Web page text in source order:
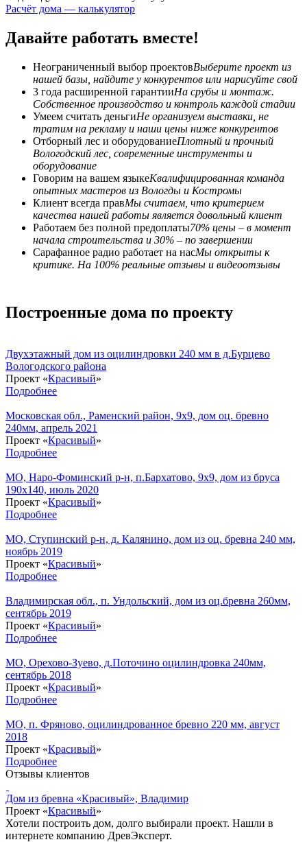
Расчёт дома — калькулятор
Давайте работать вместе!
Неограниченный выбор проектовВыберите проект из
нашей базы, найдите у конкурентов или нарисуйте свой
3 года расширенной гарантииНа срубы и монтаж.
Собственное производство и контроль каждой стадии
Умеем считать деньгиНе организуем выставки, не
тратим на рекламу и наши цены ниже конкурентов
Отборный лес и оборудованиеПлотный и прочный
Вологодский лес, современные инструменты и
оборудование
Говорим на вашем языкеКвалифицированная команда
опытных мастеров из Вологды и Костромы
Клиент всегда правМы считаем, что критерием
качества нашей работы является довольный клиент
Работаем без полной предоплаты70% цены – в момент
начала строительства и 30% – по завершении
Сарафанное радио работает на насМы открыты к
критике. На 100% реальные отзывы и видеоотзывы
Построенные дома по проекту
Двухэтажный дом из оцилиндровки 240 мм в д.Бурцево
Вологодского района
Проект «Красивый»
Подробнее
Московская обл., Раменский район, 9x9, дом оц. бревно
240мм, апрель 2021
Проект «Красивый»
Подробнее
МО, Наро-Фоминский р-н, п.Бархатово, 9x9, дом из бруса
190x140, июль 2020
Проект «Красивый»
Подробнее
МО, Ступинский р-н, д. Калянино, дом из оц. бревна 240 мм,
ноябрь 2019
Проект «Красивый»
Подробнее
Владимирская обл., п. Ундольский, дом из оц.бревна 260мм,
сентябрь 2019
Проект «Красивый»
Подробнее
МО, Орехово-Зуево, д.Поточино оцилиндровка 240мм,
сентябрь 2018
Проект «Красивый»
Подробнее
МО, п. Фряново, оцилиндрованное бревно 220 мм, август
2018
Проект «Красивый»
Подробнее
Отзывы клиентов
Дом из бревна «Красивый», Владимир
Проект «Красивый»
Хотели построить дом, долго выбирали проект. Нашли в
интернете компанию ДревЭксперт.